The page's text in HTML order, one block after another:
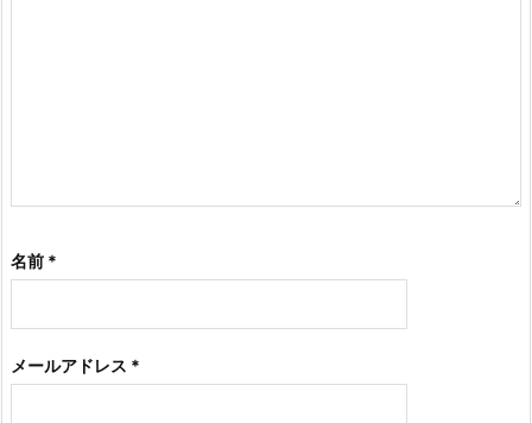
名前 *
メールアドレス *